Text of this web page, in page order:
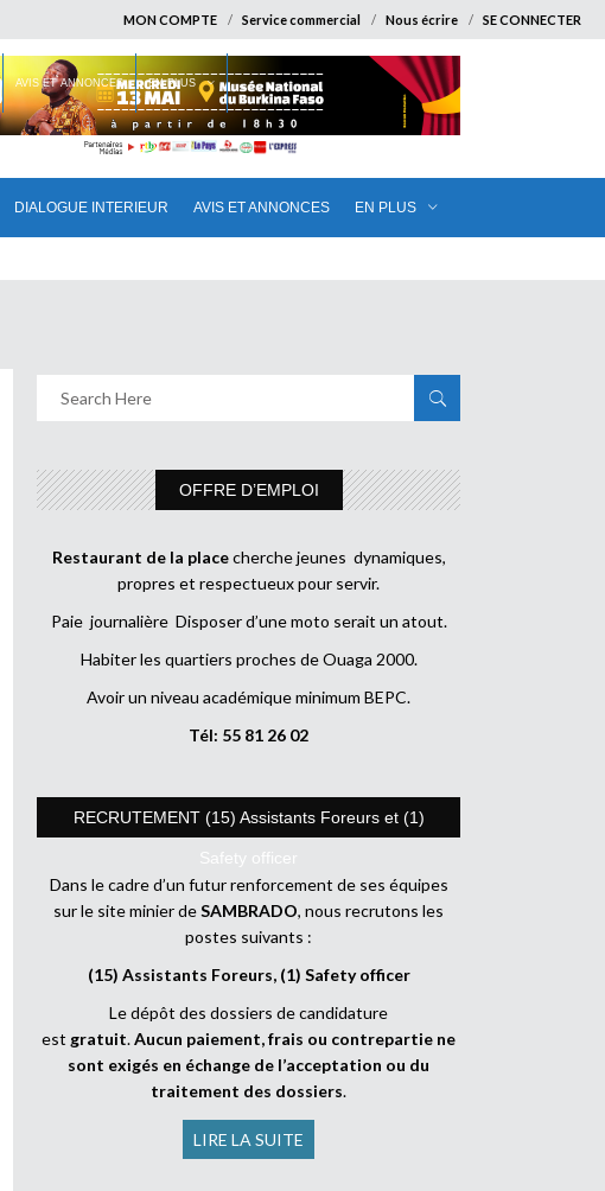
MON COMPTE Service commercial Nous écrire SE CONNECTER
DIALOGUE INTERIEUR AVIS ET ANNONCES EN PLUS
AVIS ET ANNONCES EN PLUS
OFFRE D’EMPLOI
Restaurant de la placecherche jeunes dynamiques,
propres et respectueux pour servir.
Paie journalière Disposer d’une moto serait un atout.
Habiter les quartiers proches de Ouaga 2000.
Avoir un niveau académique minimum BEPC.
Tél: 55 81 26 02
RECRUTEMENT (15) Assistants Foreurs et (1)
Safety officer
Dans le cadre d’un futur renforcement de ses équipes
sur le site minier deSAMBRADO, nous recrutons les
postes suivants :
(15) Assistants Foreurs, (1) Safety officer
Le dépôt des dossiers de candidature
est gratuit.Aucun paiement, frais ou contrepartie ne
sont exigés en échange de l’acceptation ou du
traitement des dossiers.
LIRE LA SUITE